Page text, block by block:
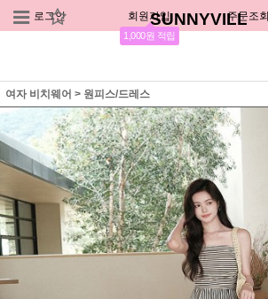
로그인 회원가입
1,000원 적립
주문조회
SUNNYVILL
여자 비치웨어 > 원피스/드레스